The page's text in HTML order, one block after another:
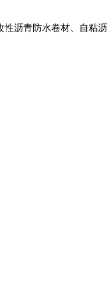
性沥青防水卷材、自粘沥